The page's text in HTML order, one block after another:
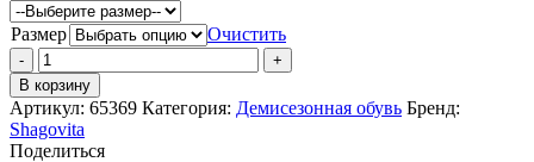
Размер
Очистить
Количество
товара
Ботинки
Шаговита
В корзину
Артикул: 65369 Категория: Демисезонная обувь Бренд:
Shagovita
Поделиться